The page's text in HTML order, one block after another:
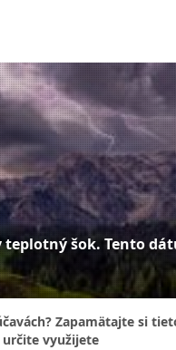
šok. Tento
Zapamätajte si
využijete